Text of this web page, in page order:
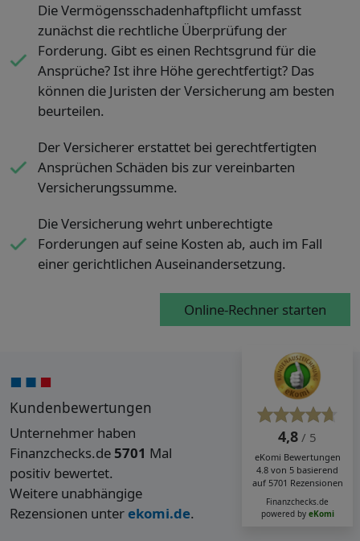
Die Vermögensschadenhaftpflicht umfasst
zunächst die rechtliche Überprüfung der
Forderung. Gibt es einen Rechtsgrund für die
Ansprüche? Ist ihre Höhe gerechtfertigt? Das
können die Juristen der Versicherung am besten
beurteilen.
Der Versicherer erstattet bei gerechtfertigten
Ansprüchen Schäden bis zur vereinbarten
Versicherungssumme.
Die Versicherung wehrt unberechtigte
Forderungen auf seine Kosten ab, auch im Fall
einer gerichtlichen Auseinandersetzung.
Online-Rechner starten
Kundenbewertungen
Unternehmer haben
Finanzchecks.de 5701 Mal
positiv bewertet.
Weitere unabhängige
Rezensionen unterekomi.de.
4,8 / 5
eKomi Bewertungen
4.8 von 5 basierend
auf 5701 Rezensionen
Finanzchecks.de
powered by eKomi